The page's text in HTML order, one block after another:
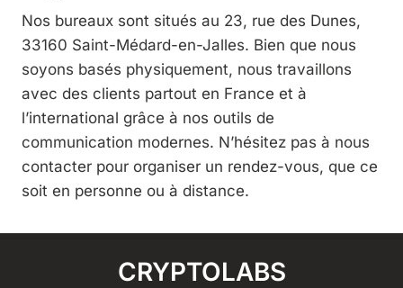
Nos bureaux sont situés au 23, rue des Dunes,
33160 Saint-Médard-en-Jalles. Bien que nous
soyons basés physiquement, nous travaillons
avec des clients partout en France et à
l’international grâce à nos outils de
communication modernes. N’hésitez pas à nous
contacter pour organiser un rendez-vous, que ce
soit en personne ou à distance.
CRYPTOLABS